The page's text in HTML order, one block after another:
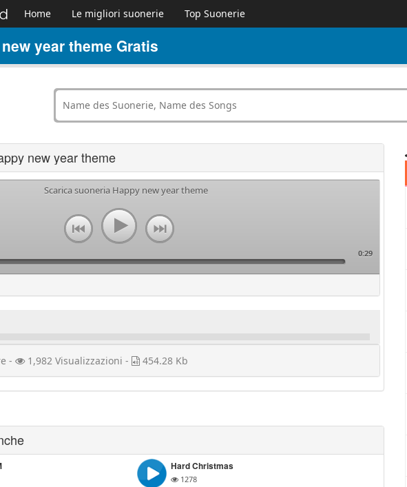
Home Le migliori suonerie Top Suonerie
year theme Gratis
new year theme
Scarica suoneria Happy new year theme
0:29
- 1,982 Visualizzazioni - 454.28 Kb
Hard Christmas
1278